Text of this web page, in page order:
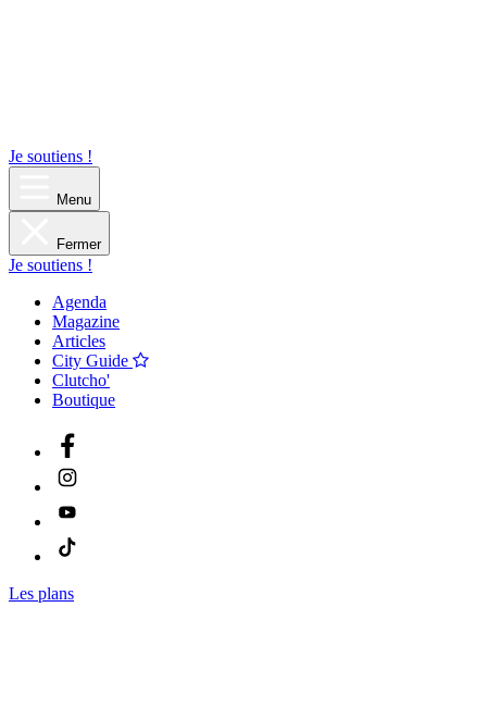
Je soutiens !
Menu
Fermer
Je soutiens !
Agenda
Magazine
Articles
City Guide
Clutcho'
Boutique
Les plans